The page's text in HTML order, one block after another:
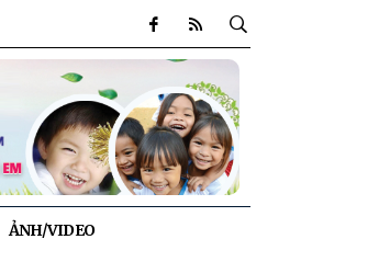
ẢNH/VIDEO